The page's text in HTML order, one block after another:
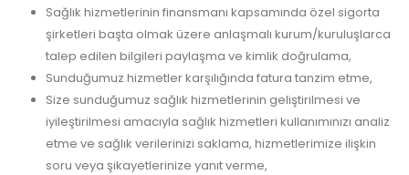
Sağlık hizmetlerinin finansmanı kapsamında özel sigorta
şirketleri başta olmak üzere anlaşmalı kurum/kuruluşlarca
talep edilen bilgileri paylaşma ve kimlik doğrulama,
Sunduğumuz hizmetler karşılığında fatura tanzim etme,
Size sunduğumuz sağlık hizmetlerinin geliştirilmesi ve
iyileştirilmesi amacıyla sağlık hizmetleri kullanımınızı analiz
etme ve sağlık verilerinizi saklama, hizmetlerimize ilişkin
soru veya şikayetlerinize yanıt verme,